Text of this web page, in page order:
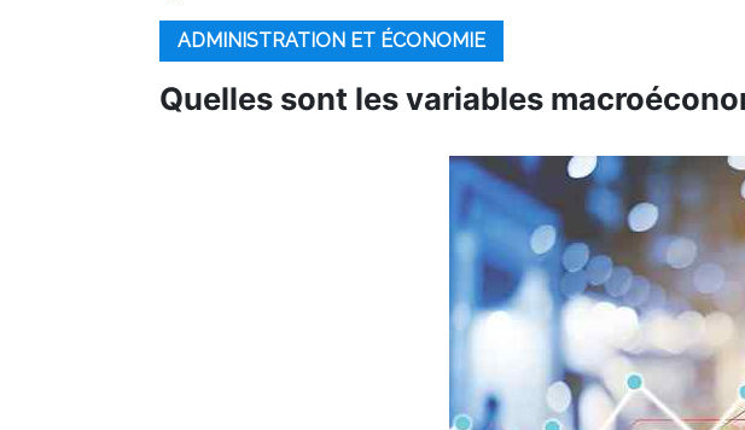
ADMINISTRATION ET ÉCONOMIE
Quelles sont les variables